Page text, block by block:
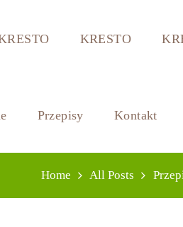
KRESTO
Przepisy Kontakt
Home All Posts